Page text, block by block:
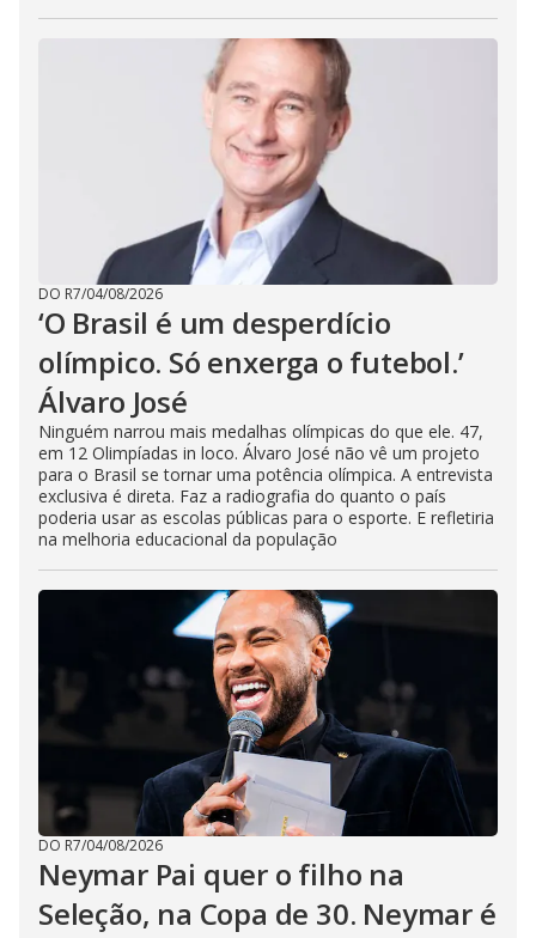
DO R7/04/08/2026
‘O Brasil é um desperdício
olímpico. Só enxerga o futebol.’
Álvaro José
Ninguém narrou mais medalhas olímpicas do que ele. 47,
em 12 Olimpíadas in loco. Álvaro José não vê um projeto
para o Brasil se tornar uma potência olímpica. A entrevista
exclusiva é direta. Faz a radiografia do quanto o país
poderia usar as escolas públicas para o esporte. E refletiria
na melhoria educacional da população
DO R7/04/08/2026
Neymar Pai quer o filho na
Seleção, na Copa de 30. Neymar é